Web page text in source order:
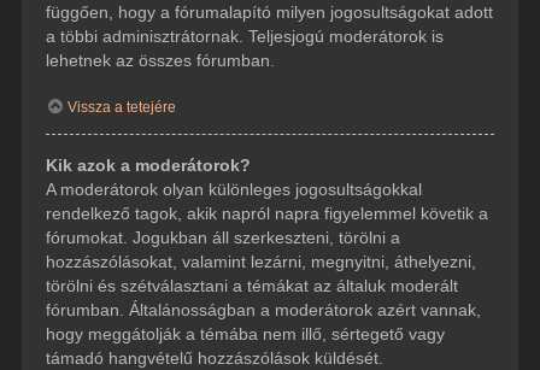
függően, hogy a fórumalapító milyen jogosultságokat adott
a többi adminisztrátornak. Teljesjogú moderátorok is
lehetnek az összes fórumban.
Vissza a tetejére
Kik azok a moderátorok?
A moderátorok olyan különleges jogosultságokkal
rendelkező tagok, akik napról napra figyelemmel követik a
fórumokat. Jogukban áll szerkeszteni, törölni a
hozzászólásokat, valamint lezárni, megnyitni, áthelyezni,
törölni és szétválasztani a témákat az általuk moderált
fórumban. Általánosságban a moderátorok azért vannak,
hogy meggátolják a témába nem illő, sértegető vagy
támadó hangvételű hozzászólások küldését.